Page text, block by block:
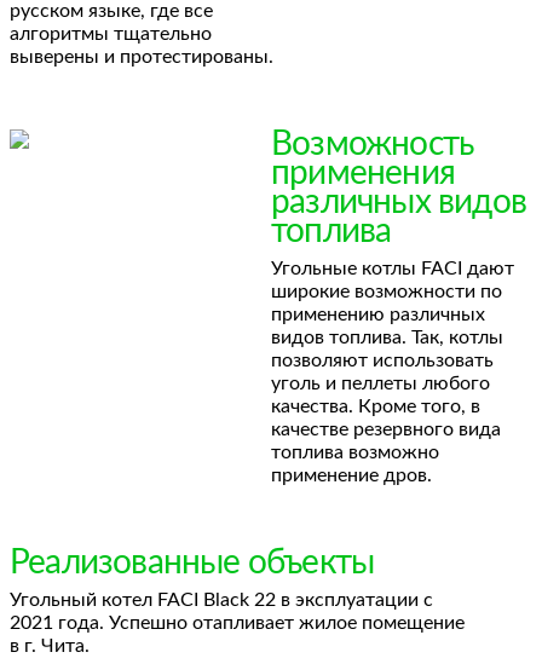
русском языке, где все
алгоритмы тщательно
выверены и протестированы.
Возможность
применения
различных видов
топлива
Угольные котлы FACI дают
широкие возможности по
применению различных
видов топлива. Так, котлы
позволяют использовать
уголь и пеллеты любого
качества. Кроме того, в
качестве резервного вида
топлива возможно
применение дров.
Реализованные объекты
Угольный котел FACI Black 22 в эксплуатации с
2021 года. Успешно отапливает жилое помещение
в г. Чита.